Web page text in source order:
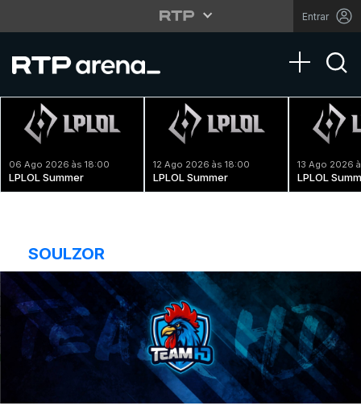
Entrar
Toggle
06 Ago 2026 às 18:00
LPLOL Summer
12 Ago 2026 às 18:00
LPLOL Summer
13 Ago 2026
LPLOL
SOULZOR